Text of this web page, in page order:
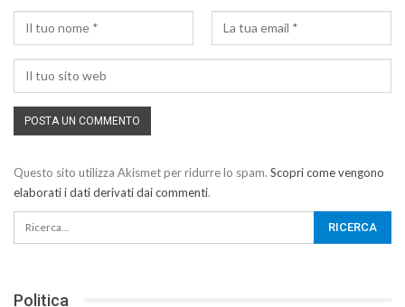
Questo sito utilizza Akismet per ridurre lo spam. Scopri come vengono
elaborati i dati derivati dai commenti.
Politica